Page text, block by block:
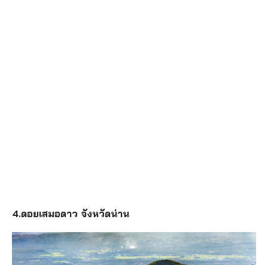
4.ดอยเสมอดาว จังหวัดน่าน